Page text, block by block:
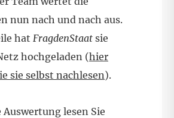
nun nach und nach aus.
hat FragdenStaat sie
hochgeladen (hier
sie selbst nachlesen).
Auswertung lesen Sie